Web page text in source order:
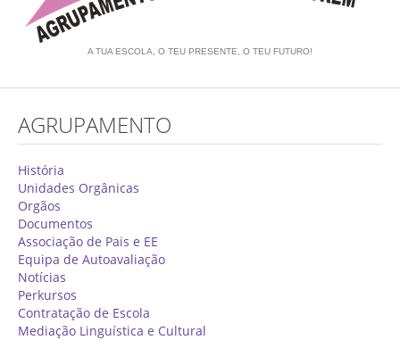
Equipa de Autoavaliação
Notícias
Alunos
Oferta Formativa 2026/2027
Matrículas
Critérios Específicos de Avaliação
Ensino Profissionalizante
Horários
Educação Especial
A TUA ESCOLA, O TEU PRESENTE, O TEU FUTURO!
AGRUPAMENTO
História
Unidades Orgânicas
Orgãos
Documentos
Associação de Pais e EE
Equipa de Autoavaliação
Notícias
Perkursos
Contratação de Escola
Mediação Linguística e Cultural